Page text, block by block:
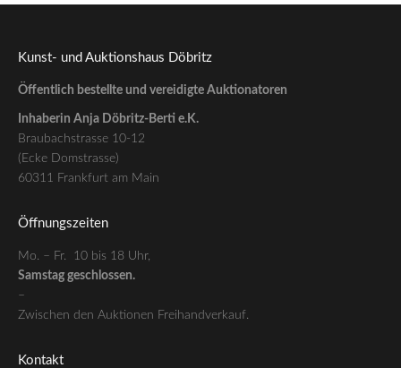
Kunst- und Auktionshaus Döbritz
Öffentlich bestellte und vereidigte Auktionatoren
Inhaberin Anja Döbritz-Berti e.K.
Braubachstrasse 10-12
(Ecke Domstrasse)
60311 Frankfurt am Main
Öffnungszeiten
Mo. – Fr. 10 bis 18 Uhr,
Samstag geschlossen.
–
Zwischen den Auktionen Freihandverkauf.
Kontakt